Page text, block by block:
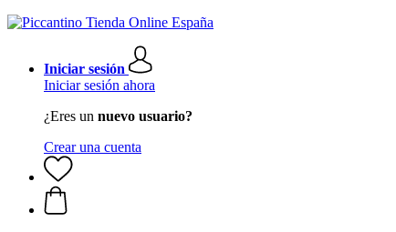
Iniciar sesión
Iniciar sesión ahora
¿Eres un nuevo usuario?
Crear una cuenta